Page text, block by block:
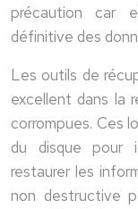
précaution car
définitive des
Les outils de
excellent dans la
corrompues. Ces
du disque pour
restaurer les
non destructive